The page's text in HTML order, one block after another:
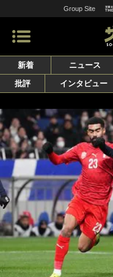
Group Site
新着 ニュース
批評
インタビュー